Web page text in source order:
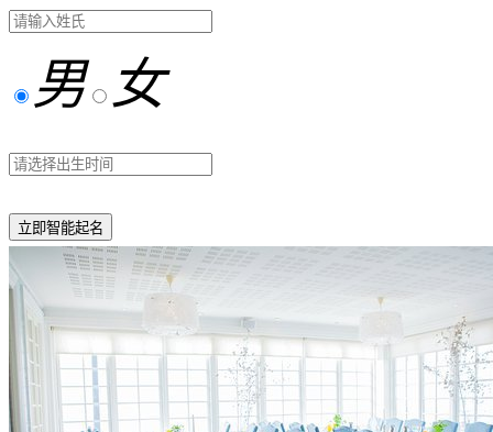
男 女
立即智能起名